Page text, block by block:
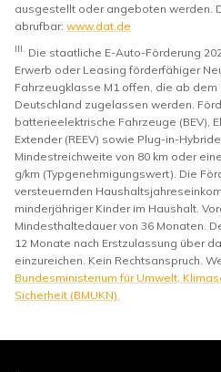
ausgestellt oder angeboten werden.
abrufbar: www.dat.de
III. Die staatliche E-Auto-Förderung
Erwerb oder Leasing förderfähiger
Fahrzeugklasse M1 offen, die ab dem
Deutschland zugelassen werden.
batterieelektrische Fahrzeuge (BEV),
Extender (REEV) sowie Plug-in-
Mindestreichweite von 80 km oder
g/km (Typgenehmigungswert). Die
versteuernden
minderjähriger Kinder im Haushalt.
Mindesthaltedauer von 36 Monaten.
12 Monate nach Erstzulassung über
einzureichen. Kein Rechtsanspruch.
Bundesministerium für Umwelt,
Sicherheit (BMUKN).